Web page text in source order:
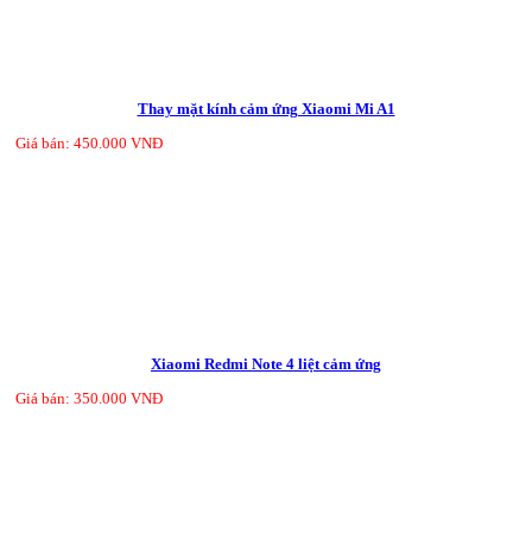
Thay mặt kính cảm ứng Xiaomi Mi A1
Giá bán: 450.000 VNĐ
Xiaomi Redmi Note 4 liệt cảm ứng
Giá bán: 350.000 VNĐ